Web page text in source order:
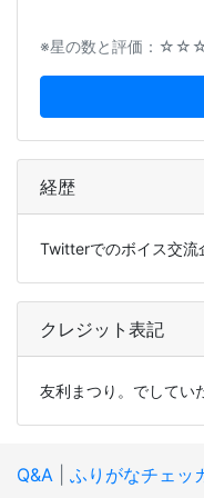
※星の数と評価：
経歴
Twitterでのボイス交流
クレジット表記
友利まつり。でしてい
Q&A ふりがなチェッ